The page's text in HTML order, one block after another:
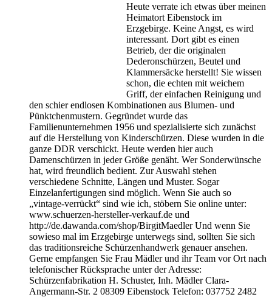
Heute verrate ich etwas über meinen
Heimatort Eibenstock im
Erzgebirge. Keine Angst, es wird
interessant. Dort gibt es einen
Betrieb, der die originalen
Dederonschürzen, Beutel und
Klammersäcke herstellt! Sie wissen
schon, die echten mit weichem
Griff, der einfachen Reinigung und
den schier endlosen Kombinationen aus Blumen- und
Pünktchenmustern. Gegründet wurde das
Familienunternehmen 1956 und spezialisierte sich zunächst
auf die Herstellung von Kinderschürzen. Diese wurden in die
ganze DDR verschickt. Heute werden hier auch
Damenschürzen in jeder Größe genäht. Wer Sonderwünsche
hat, wird freundlich bedient. Zur Auswahl stehen
verschiedene Schnitte, Längen und Muster. Sogar
Einzelanfertigungen sind möglich. Wenn Sie auch so
„vintage-verrückt“ sind wie ich, stöbern Sie online unter:
www.schuerzen-hersteller-verkauf.de und
http://de.dawanda.com/shop/BirgitMaedler Und wenn Sie
sowieso mal im Erzgebirge unterwegs sind, sollten Sie sich
das traditionsreiche Schürzenhandwerk genauer ansehen.
Gerne empfangen Sie Frau Mädler und ihr Team vor Ort nach
telefonischer Rücksprache unter der Adresse:
Schürzenfabrikation H. Schuster, Inh. Mädler Clara-
Angermann-Str. 2 08309 Eibenstock Telefon: 037752 2482